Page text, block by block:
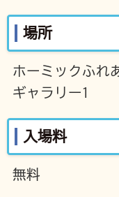
場所
ホーミックふれ
ギャラリー1
入場料
無料